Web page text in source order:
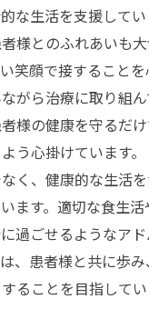
な生活を支援して
様とのふれあいも
笑顔で接すること
がら治療に取り組
様の健康を守るだ
う心掛けています
く、健康的な生活
ます。適切な食生
過ごせるようなア
、患者様と共に歩
ることを目指してい